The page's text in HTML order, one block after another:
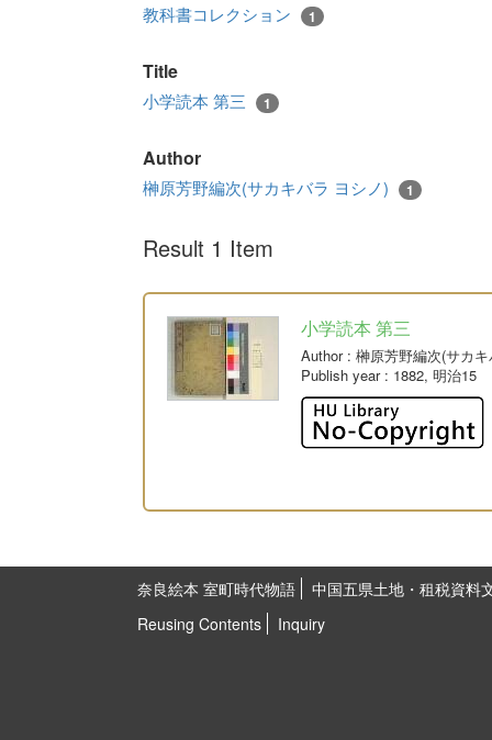
教科書コレクション 1
Title
小学読本 第三 1
Author
榊原芳野編次(サカキバラ ヨシノ) 1
Result 1 Item
小学読本 第三
Author: 榊原芳野編次(サカ
Publish year: 1882, 明治15
奈良絵本 室町時代物語
中国五県土地・租税資料
Reusing Contents
Inquiry